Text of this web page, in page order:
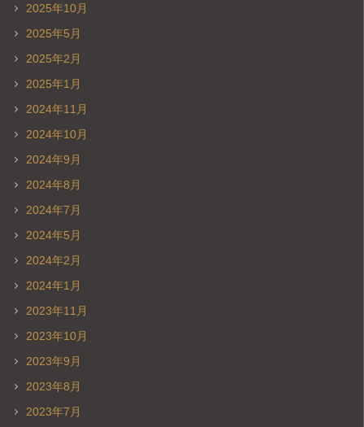
2025年10月
2025年5月
2025年2月
2025年1月
2024年11月
2024年10月
2024年9月
2024年8月
2024年7月
2024年5月
2024年2月
2024年1月
2023年11月
2023年10月
2023年9月
2023年8月
2023年7月